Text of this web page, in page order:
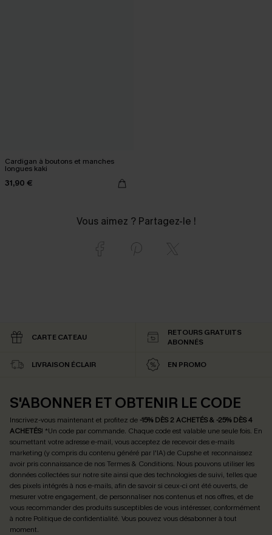
Cardigan à boutons et manches
longues kaki
31,90 €
Vous aimez ? Partagez-le !
CARTE CATEAU
RETOURS GRATUITS
ABONNÉS
LIVRAISON ÉCLAIR EN PROMO
S'ABONNER ET OBTENIR LE CODE
Inscrivez-vous maintenant et profitez de -15% DÈS 2 ACHETÉS & -25% DÈS 4
ACHETÉS! *Un code par commande. Chaque code est valable une seule fois. En
soumettant votre adresse e-mail, vous acceptez de recevoir des e-mails
marketing (y compris du contenu généré par l'IA) de Cupshe et reconnaissez
avoir pris connaissance de nosTermes & Conditions. Nous pouvons utiliser les
données collectées sur notre site ainsi que des technologies de suivi, telles que
des pixels intégrés à nos e-mails, afin de savoir si ceux-ci ont été ouverts, de
mesurer votre engagement, de personnaliser nos contenus et nos offres, et de
vous recommander des produits susceptibles de vous intéresser, conformément
à notre Politique de confidentialité. Vous pouvez vous désabonner à tout
moment.